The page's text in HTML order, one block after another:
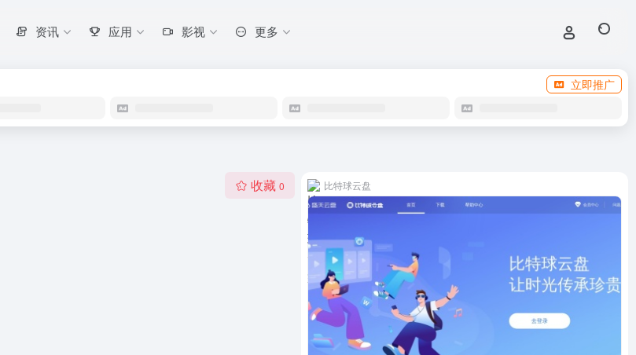
资讯 应用 影视 更多
立即推广
收藏 0 比特球云盘